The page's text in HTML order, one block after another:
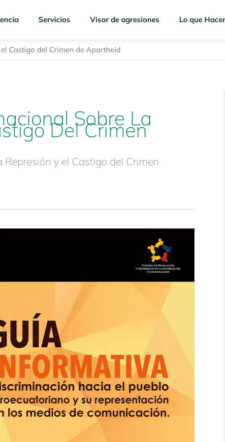
Servicios Visor de agresiones Lo que
Castigo del Crimen de Apartheid
Sobre La
Del Crimen
y el Castigo del Crimen